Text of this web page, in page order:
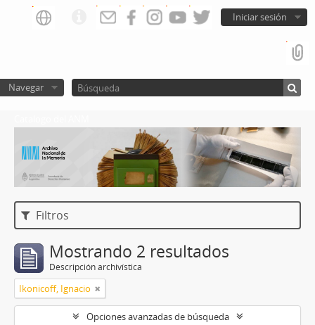
Iniciar sesión
Navegar
Filtros
Mostrando 2 resultados
Descripción archivística
Ikonicoff, Ignacio
Opciones avanzadas de búsqueda